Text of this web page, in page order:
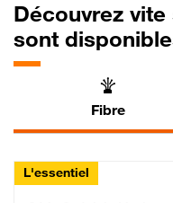
Découvrez
sont
Fibre
L'essentiel